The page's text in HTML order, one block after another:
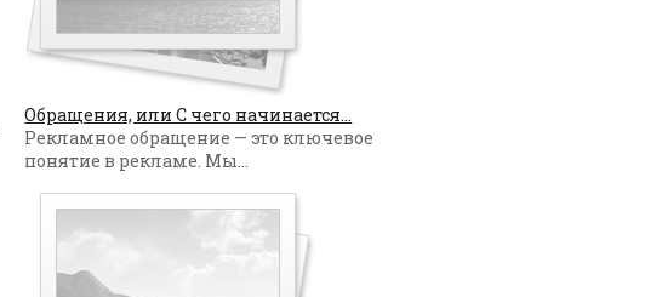
Обращения, или С чего начинается...
Рекламное обращение — это ключевое
понятие в рекламе. Мы...